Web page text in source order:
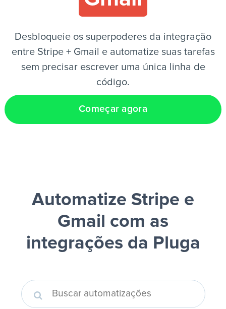
Desbloqueie os superpoderes da integração
entre Stripe + Gmail e automatize suas tarefas
sem precisar escrever uma única linha de
código.
Começar agora
Automatize Stripe e
Gmail com as
integrações da Pluga